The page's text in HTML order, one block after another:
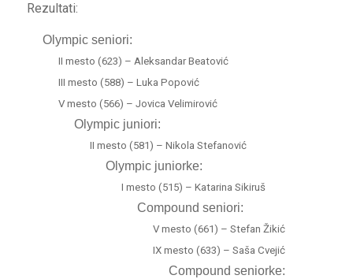
Rezultati:
Olympic seniori:
II mesto (623) – Aleksandar Beatović
III mesto (588) – Luka Popović
V mesto (566) – Jovica Velimirović
Olympic juniori:
II mesto (581) – Nikola Stefanović
Olympic juniorke:
I mesto (515) – Katarina Sikiruš
Compound seniori:
V mesto (661) – Stefan Žikić
IX mesto (633) – Saša Cvejić
Compound seniorke: